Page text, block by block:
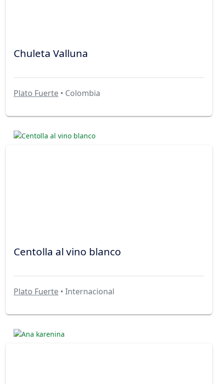
Chuleta Valluna
Plato Fuerte • Colombia
Centolla al vino blanco
Plato Fuerte • Internacional